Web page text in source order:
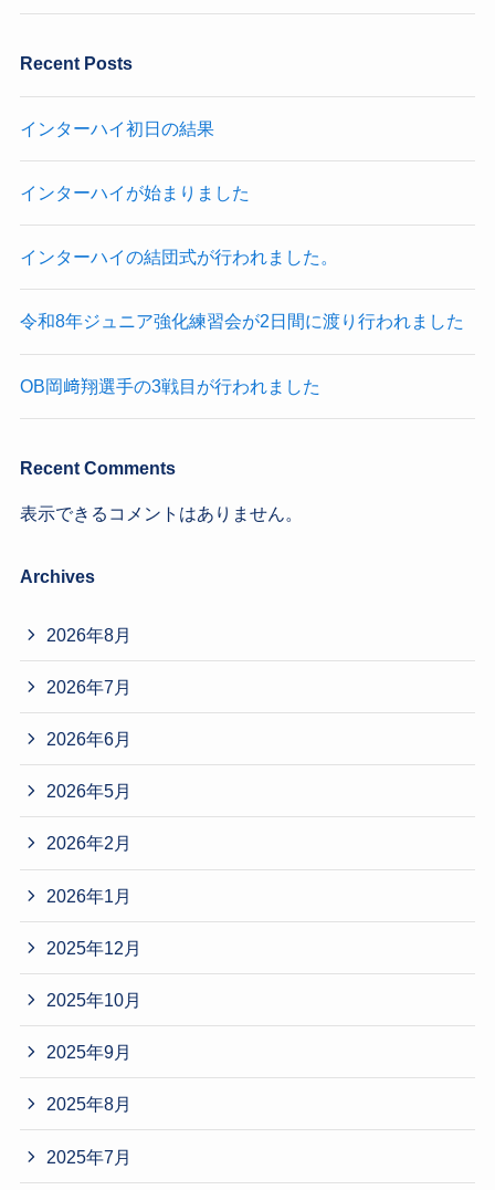
Recent Posts
インターハイ初日の結果
インターハイが始まりました
インターハイの結団式が行われました。
令和8年ジュニア強化練習会が2日間に渡り行われました
OB岡﨑翔選手の3戦目が行われました
Recent Comments
表示できるコメントはありません。
Archives
2026年8月
2026年7月
2026年6月
2026年5月
2026年2月
2026年1月
2025年12月
2025年10月
2025年9月
2025年8月
2025年7月